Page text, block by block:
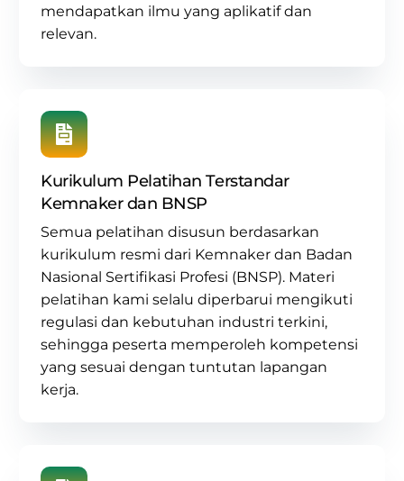
mendapatkan ilmu yang aplikatif dan
relevan.
Kurikulum Pelatihan Terstandar
Kemnaker dan BNSP
Semua pelatihan disusun berdasarkan
kurikulum resmi dari Kemnaker dan Badan
Nasional Sertifikasi Profesi (BNSP). Materi
pelatihan kami selalu diperbarui mengikuti
regulasi dan kebutuhan industri terkini,
sehingga peserta memperoleh kompetensi
yang sesuai dengan tuntutan lapangan
kerja.